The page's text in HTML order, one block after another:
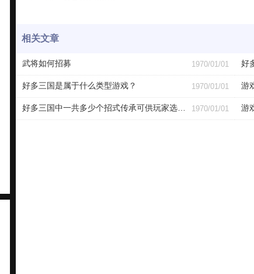
相关文章
1970/01/01
武将如何招募 好
1970/01/01
好多三国是属于什么类型游戏？ 游
1970/01/01
好多三国中一共多少个招式传承可供玩家选择？ 游